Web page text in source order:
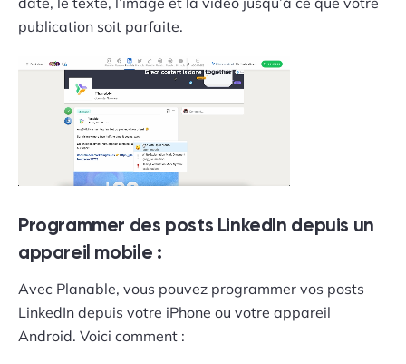
publication soit parfaite.
Programmer des posts LinkedIn depuis un
appareil mobile :
Avec Planable, vous pouvez programmer vos posts
LinkedIn depuis votre iPhone ou votre appareil
Android. Voici comment :